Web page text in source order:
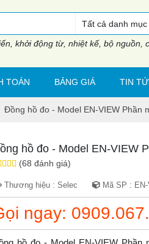
Tất cả danh mục
khởi động từ, nhiệt kế, bộ nguồn,
TOÁN BẢNG GIÁ TIN
Đồng hồ đo - Model EN-VIEW Phần
hồ đo - Model EN-VIEW
(68 đánh giá)
Thương hiệu : Selec Mã SP :
ngay: